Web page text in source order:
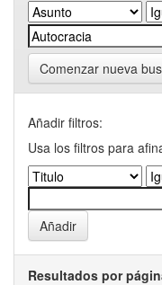
Comenzar nueva
Añadir filtros:
Usa los filtros para
Resultados por